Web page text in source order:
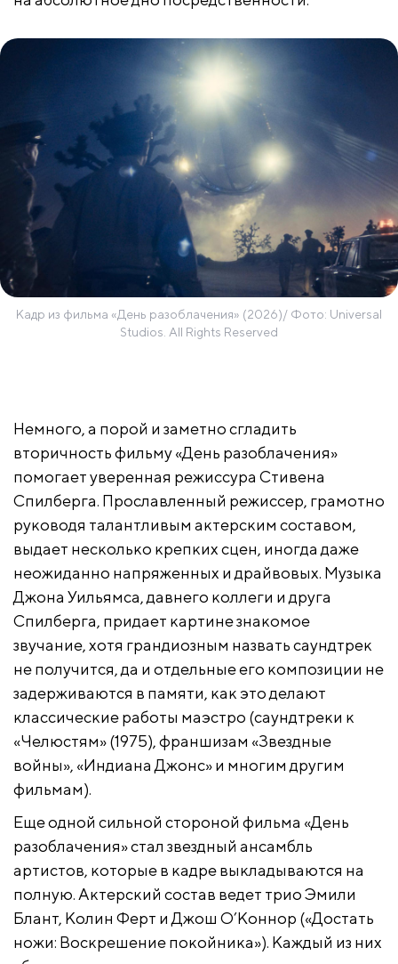
Кадр из фильма «День разоблачения» (2026)/ Фото: Universal
Studios. All Rights Reserved
Немного, а порой и заметно сгладить
вторичность фильму «День разоблачения»
помогает уверенная режиссура Стивена
Спилберга. Прославленный режиссер, грамотно
руководя талантливым актерским составом,
выдает несколько крепких сцен, иногда даже
неожиданно напряженных и драйвовых. Музыка
Джона Уильямса, давнего коллеги и друга
Спилберга, придает картине знакомое
звучание, хотя грандиозным назвать саундтрек
не получится, да и отдельные его композиции не
задерживаются в памяти, как это делают
классические работы маэстро (саундтреки к
«Челюстям» (1975), франшизам «Звездные
войны», «Индиана Джонс» и многим другим
фильмам).
Еще одной сильной стороной фильма «День
разоблачения» стал звездный ансамбль
артистов, которые в кадре выкладываются на
полную. Актерский состав ведет трио Эмили
Блант, Колин Ферт и Джош О’Коннор («Достать
ножи: Воскрешение покойника»). Каждый из них